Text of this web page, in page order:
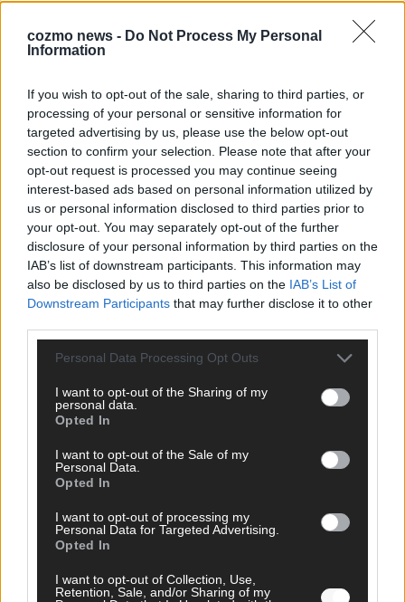
cozmo news - Do Not Process My Personal
Information
If you wish to opt-out of the sale, sharing to third parties, or
processing of your personal or sensitive information for
targeted advertising by us, please use the below opt-out
section to confirm your selection. Please note that after your
opt-out request is processed you may continue seeing
interest-based ads based on personal information utilized by
us or personal information disclosed to third parties prior to
your opt-out. You may separately opt-out of the further
disclosure of your personal information by third parties on the
IAB’s list of downstream participants. This information may
also be disclosed by us to third parties on the IAB’s List of
Downstream Participants that may further disclose it to other
Personal Data Processing Opt Outs
I want to opt-out of the Sharing of my
personal data.
Opted In
I want to opt-out of the Sale of my
Personal Data.
Opted In
I want to opt-out of processing my
Personal Data for Targeted Advertising.
Opted In
I want to opt-out of Collection, Use,
Retention, Sale, and/or Sharing of my
Vor- und Nachname
E-Mail
AD
FOLGE UNS BEI FACEBOOK